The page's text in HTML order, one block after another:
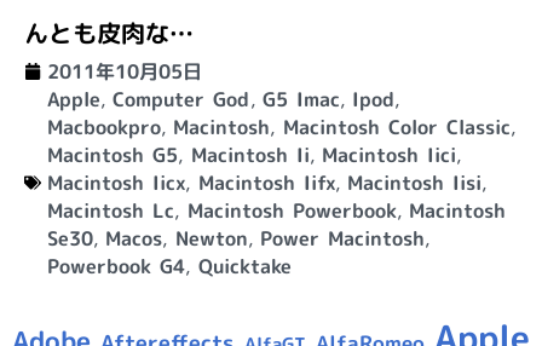
んとも皮肉な…
2011年10月05日
Apple,Computer God, G5 Imac, Ipod,
Macbookpro, Macintosh, Macintosh Color Classic,
Macintosh G5, Macintosh Ii, Macintosh Iici,
Macintosh Iicx, Macintosh Iifx, Macintosh Iisi,
Macintosh Lc, Macintosh Powerbook, Macintosh
Se30, Macos, Newton, Power Macintosh,
Powerbook G4, Quicktake